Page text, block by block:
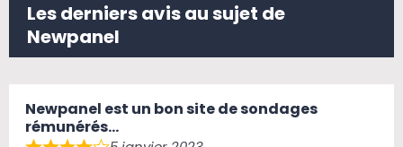
Les derniers avis au sujet de
Newpanel
Newpanel est un bon site de sondages
rémunérés…